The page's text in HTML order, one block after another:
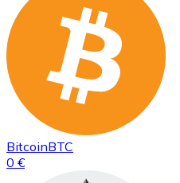
BitcoinBTC
0 €